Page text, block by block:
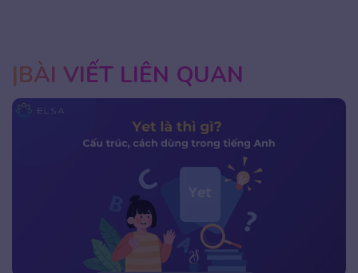
BÀI VIẾT LIÊN QUAN